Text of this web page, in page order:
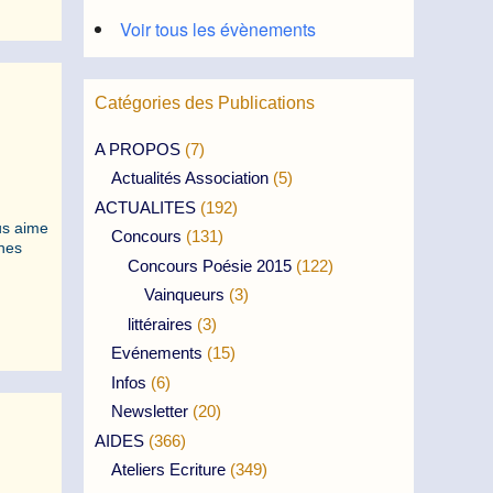
aime
Voir tous les évènements
Catégories des Publications
A PROPOS (7)
Actualités Association (5)
ACTUALITES (192)
Concours (131)
Concours Poésie 2015 (122)
Vainqueurs (3)
littéraires (3)
Evénements (15)
Infos (6)
Newsletter (20)
AIDES (366)
Ateliers Ecriture (349)